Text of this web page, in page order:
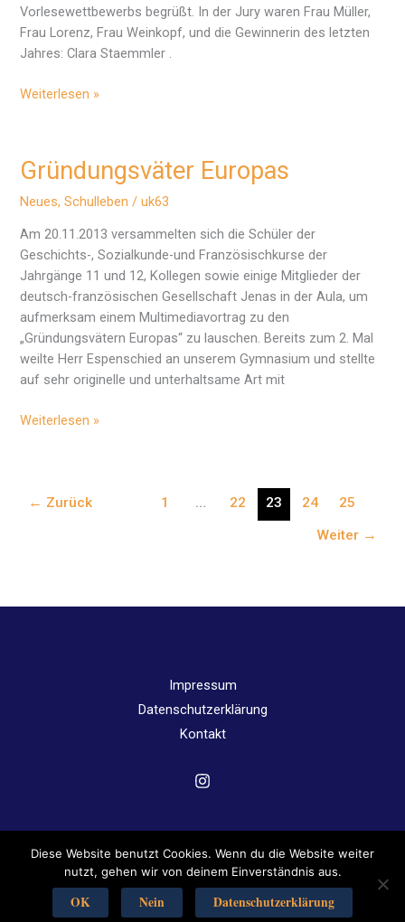
Vorlesewettbewerbs begrüßt. In der Jury waren Frau Müller,
Frau Lorenz, Frau Weinkopf, und die Gewinnerin des letzten
Jahres: Clara Staemmler .
Vorlesewettbewerb
Weiterlesen »
Gründungsväter Europas
Neues,Schulleben /uk63
Am 20.11.2013 versammelten sich die Schüler der
Geschichts-, Sozialkunde-und Französischkurse der
Jahrgänge 11 und 12, Kollegen sowie einige Mitglieder der
deutsch-französischen Gesellschaft Jenas in der Aula, um
aufmerksam einem Multimediavortrag zu den
„Gründungsvätern Europas“ zu lauschen. Bereits zum 2. Mal
weilte Herr Espenschied an unserem Gymnasium und stellte
auf sehr originelle und unterhaltsame Art mit
Gründungsväter
Weiterlesen »
← Zurück 1 … 22 23 24 25
Weiter →
Impressum
Datenschutzerklärung
Kontakt
Copyright © 2026 Angergymnasium Jena | Powered by
Angergymnasium Jena
Diese Website benutzt Cookies. Wenn du die Website weiter
nutzt, gehen wir von deinem Einverständnis aus.
OK Nein Datenschutzerklärung